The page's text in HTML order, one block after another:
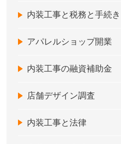
内装工事と税務と手続き
アパレルショップ開業
内装工事の融資補助金
店舗デザイン調査
内装工事と法律